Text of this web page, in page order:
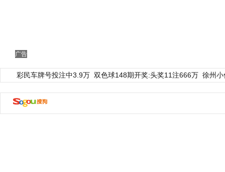
广告
彩民车牌号投注中3.9万 双色球148期开奖:头奖11注666万 徐州